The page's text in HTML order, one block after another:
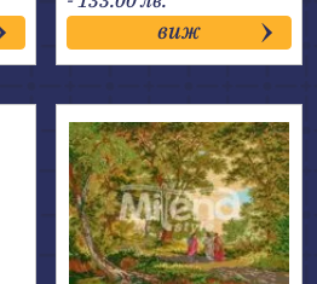
17.20€
through
68.00€
виж